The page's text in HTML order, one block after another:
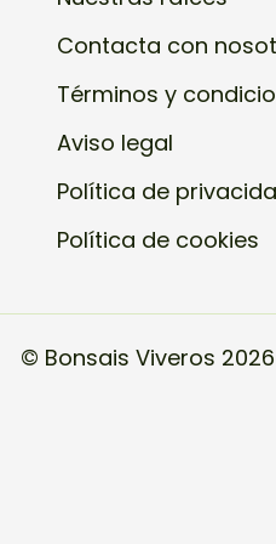
Contacta con
Términos y
Aviso legal
Política de
Política de cookies
© Bonsais Viveros